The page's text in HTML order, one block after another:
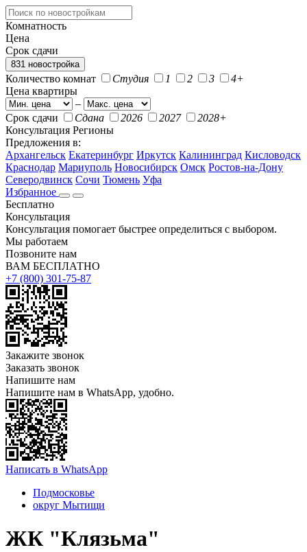
Комнатность
Цена
Срок сдачи
831 новостройка
Количество комнат Студия 1 2 3
4+
Цена квартиры
–
Срок сдачи
Сдана 2026 2027
2028+
Консультация Регионы
Предложения в:
Архангельск Екатеринбург Иркутск Калининград Кисловодск
Краснодар Мариуполь Новосибирск Омск Ростов-на-Дону
Северодвинск Сочи Тюмень Уфа
Избранное
Бесплатно
Консультация
Консультация помогает быстрее определиться с выбором.
Мы работаем
Позвоните нам
ВАМ БЕСПЛАТНО
+7 (800) 301-75-87
Закажите звонок
Заказать звонок
Напишите нам
Напишите нам в WhatsApp, удобно.
Написать в WhatsApp
Подмосковье
округ Мытищи
ЖК "Клязьма"